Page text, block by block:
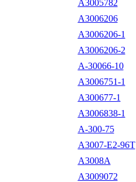
A3005782
A3006206
A3006206-1
A3006206-2
A-30066-10
A3006751-1
A300677-1
A3006838-1
A-300-75
A3007-E2-96T
A3008A
A3009072